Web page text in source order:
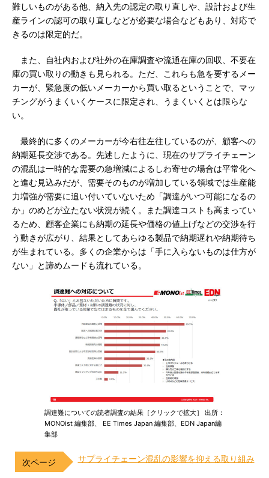
難しいものがある他、納入先の認定の取り直しや、設計および生
産ラインの認可の取り直しなどが必要な場合などもあり、対応で
きるのは限定的だ。
また、自社内および社外の在庫調査や流通在庫の回収、不要在
庫の買い取りの動きも見られる。ただ、これらも急を要するメー
カーが、緊急度の低いメーカーから買い取るということで、マッ
チングがうまくいくケースに限定され、うまくいくとは限らな
い。
最終的に多くのメーカーが今右往左往しているのが、顧客への
納期延長交渉である。先述したように、現在のサプライチェーン
の混乱は一時的な需要の急増減によるしわ寄せの場合は平常化へ
と進む見込みだが、需要そのものが増加している領域では生産能
力増強が需要に追い付いていないため「調達がいつ可能になるの
か」のめどが立たない状況が続く。また調達コストも高まってい
るため、顧客企業にも納期の延長や価格の値上げなどの交渉を行
う動きが広がり、結果としてあらゆる製品で納期遅れや納期待ち
が生まれている。多くの企業からは「手に入らないものは仕方が
ない」と諦めムードも流れている。
調達難についての読者調査の結果［クリックで拡大］ 出所：
MONOist 編集部、 EE Times Japan 編集部、EDN Japan編
集部
サプライチェーン混乱の影響を抑える取り組み